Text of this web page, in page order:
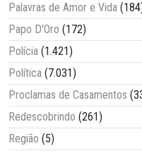
Palavras de Amor e Vida
Papo D'Oro (172)
Polícia (1.421)
Política (7.031)
Proclamas de Casamentos
Redescobrindo (261)
Região (5)